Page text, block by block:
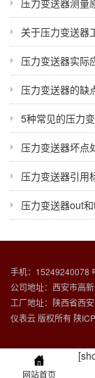
压力变送器测量
关于压力变送器
压力变送器实际
压力变送器的缺
5种常见的压力
压力变送器坏点处
压力变送器引用
压力变送器out和
手机：15249240078
公司地址：西安市高
工厂地址：陕西省西
仪表云 版权所有陕
网站首页